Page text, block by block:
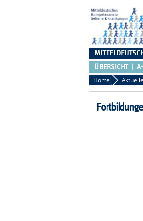
ÜBERSICHT
Home